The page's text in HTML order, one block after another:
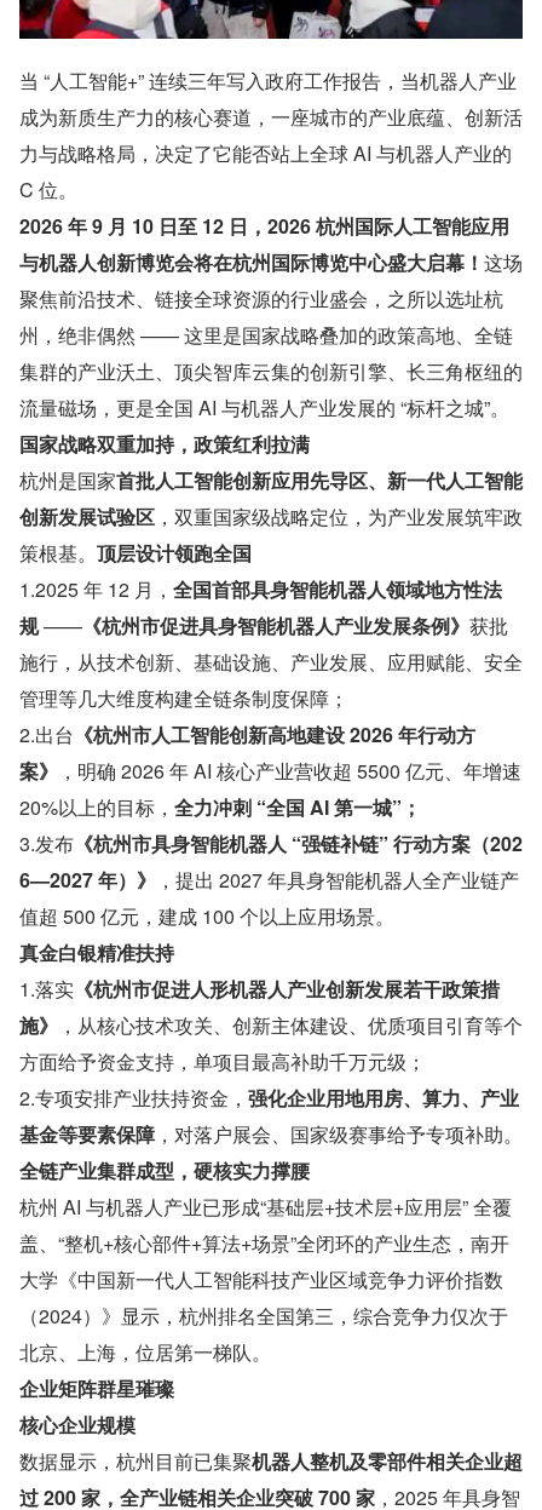
当 “人工智能+” 连续三年写入政府工作报告，当机器人产业
成为新质生产力的核心赛道，一座城市的产业底蕴、创新活
力与战略格局，决定了它能否站上全球 AI 与机器人产业的
C 位。
2026 年 9 月 10 日至 12 日，2026 杭州国际人工智能应用
与机器人创新博览会将在杭州国际博览中心盛大启幕！ 这场
聚焦前沿技术、链接全球资源的行业盛会，之所以选址杭
州，绝非偶然 —— 这里是国家战略叠加的政策高地、全链
集群的产业沃土、顶尖智库云集的创新引擎、长三角枢纽的
流量磁场，更是全国 AI 与机器人产业发展的 “标杆之城”。
国家战略双重加持，政策红利拉满
杭州是国家首批人工智能创新应用先导区、新一代人工智能
创新发展试验区 ，双重国家级战略定位，为产业发展筑牢政
策根基。 顶层设计领跑全国
1.2025 年 12 月， 全国首部具身智能机器人领域地方性法
规 —— 《杭州市促进具身智能机器人产业发展条例》 获批
施行，从技术创新、基础设施、产业发展、应用赋能、安全
管理等几大维度构建全链条制度保障；
2.出台 《杭州市人工智能创新高地建设 2026 年行动方
案》
，明确 2026 年 AI 核心产业营收超 5500 亿元、年增速
20%以上的目标， 全力冲刺 “全国 AI 第一城”；
3.发布 《杭州市具身智能机器人 “强链补链” 行动方案（202
6—2027 年）》
，提出 2027 年具身智能机器人全产业链产
值超 500 亿元，建成 100 个以上应用场景。
真金白银精准扶持
1.落实 《杭州市促进人形机器人产业创新发展若干政策措
施》
，从核心技术攻关、创新主体建设、优质项目引育等个
方面给予资金支持，单项目最高补助千万元级；
2.专项安排产业扶持资金， 强化企业用地用房、算力、产业
基金等要素保障 ，对落户展会、国家级赛事给予专项补助。
全链产业集群成型，硬核实力撑腰
杭州 AI 与机器人产业已形成“基础层+技术层+应用层” 全覆
盖、“整机+核心部件+算法+场景”全闭环的产业生态，南开
大学《中国新一代人工智能科技产业区域竞争力评价指数
（2024）》显示，杭州排名全国第三，综合竞争力仅次于
北京、上海，位居第一梯队。
企业矩阵群星璀璨
核心企业规模
数据显示，杭州目前已集聚机器人整机及零部件相关企业超
过 200 家，全产业链相关企业突破 700 家 ，2025 年具身智